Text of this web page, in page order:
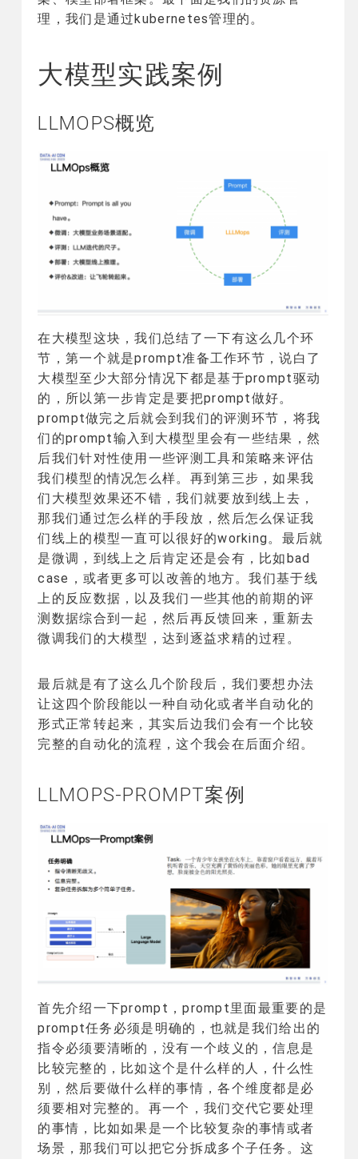
理，我们是通过kubernetes管理的。
大模型实践案例
LLMOPS概览
在大模型这块，我们总结了一下有这么几个环
节，第一个就是prompt准备工作环节，说白了
大模型至少大部分情况下都是基于prompt驱动
的，所以第一步肯定是要把prompt做好。
prompt做完之后就会到我们的评测环节，将我
们的prompt输入到大模型里会有一些结果，然
后我们针对性使用一些评测工具和策略来评估
我们模型的情况怎么样。再到第三步，如果我
们大模型效果还不错，我们就要放到线上去，
那我们通过怎么样的手段放，然后怎么保证我
们线上的模型一直可以很好的working。最后就
是微调，到线上之后肯定还是会有，比如bad
case，或者更多可以改善的地方。我们基于线
上的反应数据，以及我们一些其他的前期的评
测数据综合到一起，然后再反馈回来，重新去
微调我们的大模型，达到逐益求精的过程。
最后就是有了这么几个阶段后，我们要想办法
让这四个阶段能以一种自动化或者半自动化的
形式正常转起来，其实后边我们会有一个比较
完整的自动化的流程，这个我会在后面介绍。
LLMOPS-PROMPT案例
首先介绍一下prompt，prompt里面最重要的是
prompt任务必须是明确的，也就是我们给出的
指令必须要清晰的，没有一个歧义的，信息是
比较完整的，比如这个是什么样的人，什么性
别，然后要做什么样的事情，各个维度都是必
须要相对完整的。再一个，我们交代它要处理
的事情，比如如果是一个比较复杂的事情或者
场景，那我们可以把它分拆成多个子任务。这